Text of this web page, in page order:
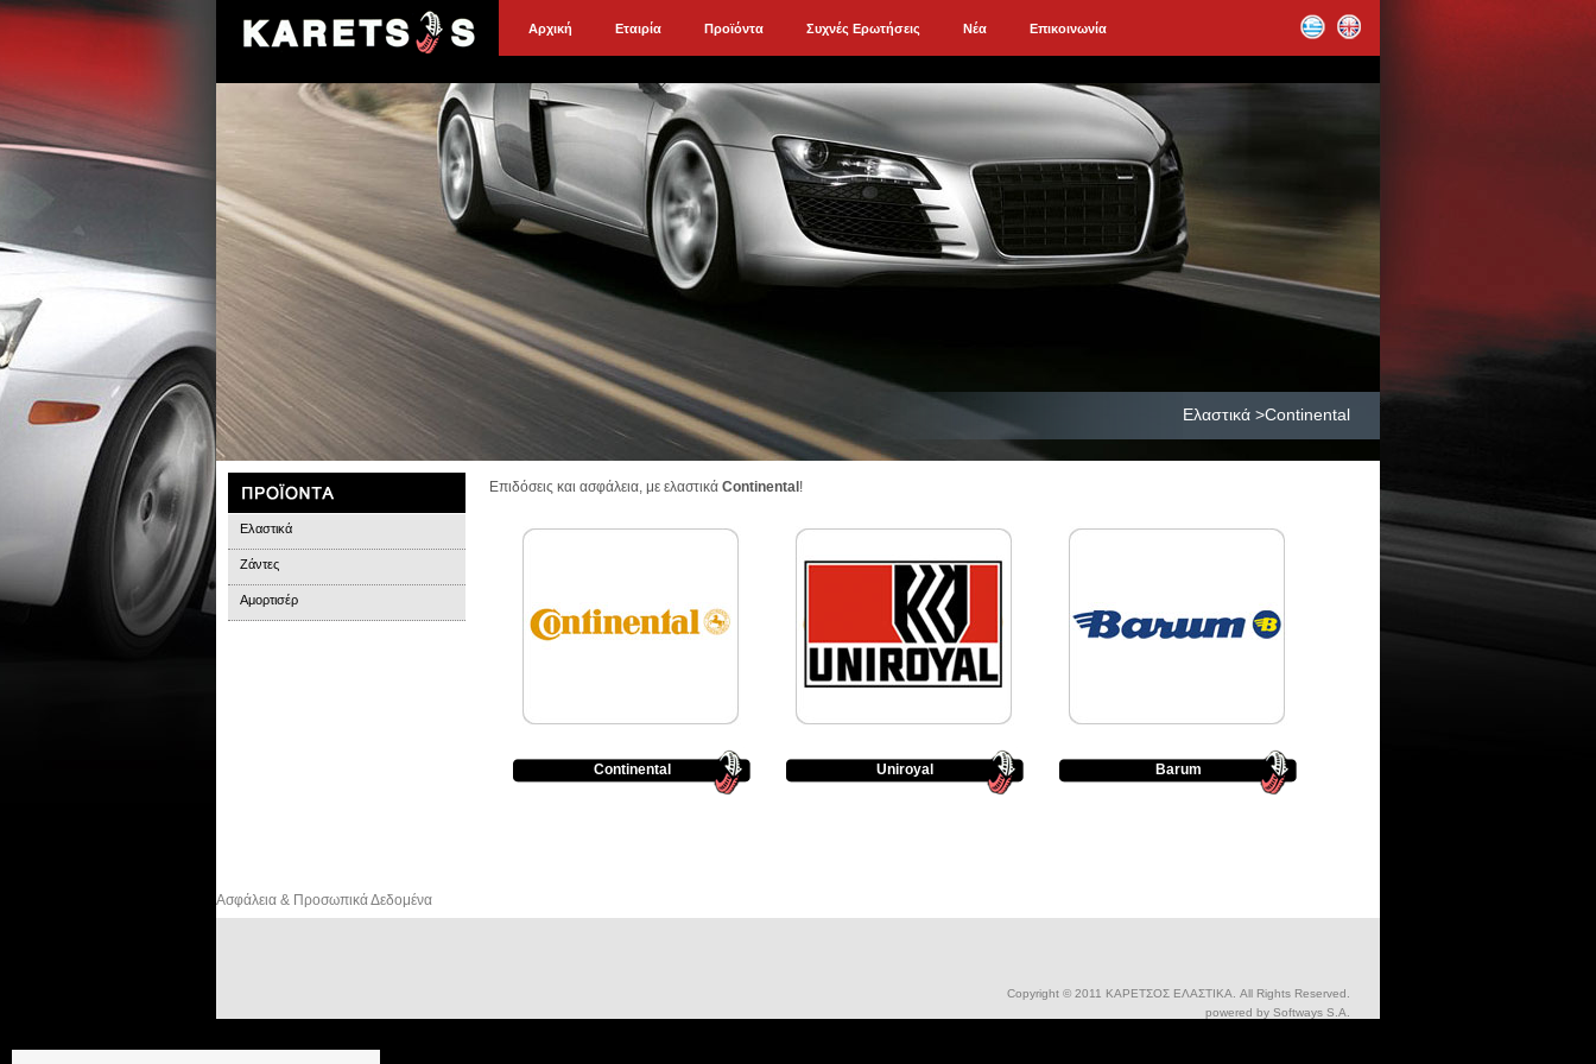
Αρχική Εταιρία Προϊόντα Συχνές Ερωτήσεις Νέα Επικοινωνία
Ελαστικά >Continental
Ελαστικά
Ζάντες
Αμορτισέρ
Επιδόσεις και ασφάλεια, με ελαστικά Continental !
Continental Uniroyal Barum
Ασφάλεια & Προσωπικά Δεδομένα
Copyright © 2011 ΚΑΡΕΤΣΟΣ ΕΛΑΣΤΙΚΑ. All Rights Reserved.
powered by Softways S.A.